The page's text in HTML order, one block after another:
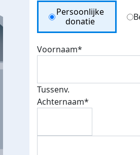
Donation Type
Persoonlijke
donatie
Voornaam*
Tussenv.
Achternaam*